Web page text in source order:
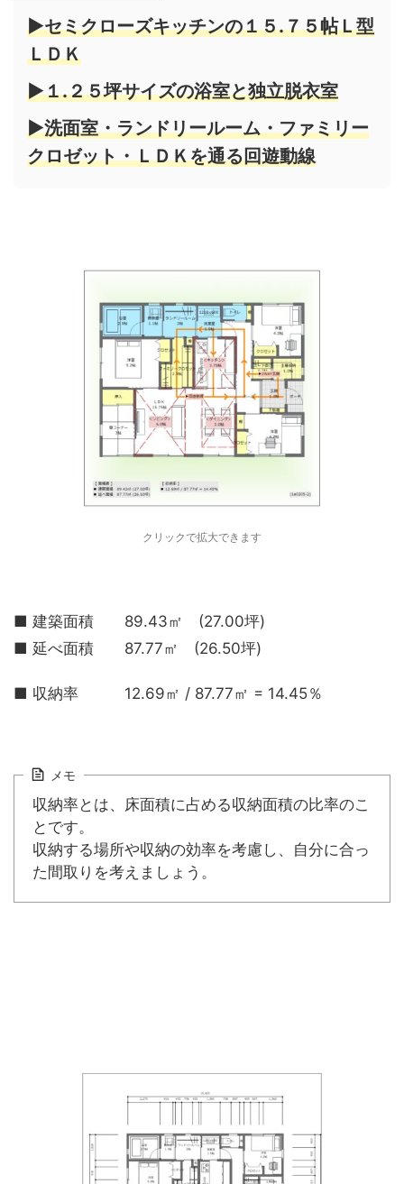
▶セミクローズキッチンの１５.７５帖Ｌ型
ＬＤＫ
▶１.２５坪サイズの浴室と独立脱衣室
▶洗面室・ランドリールーム・ファミリー
クロゼット・ＬＤＫを通る回遊動線
クリックで拡大できます
■ 建築面積 89.43㎡ (27.00坪)
■ 延べ面積 87.77㎡ (26.50坪)
■ 収納率 12.69㎡ / 87.77㎡ = 14.45％
メモ
収納率とは、床面積に占める収納面積の比率のこ
とです。
収納する場所や収納の効率を考慮し、自分に合っ
た間取りを考えましょう。